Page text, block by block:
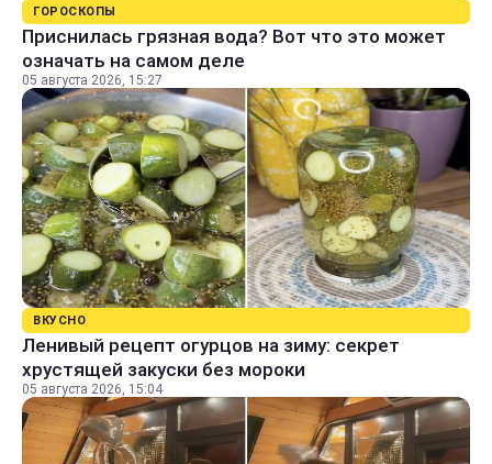
ГОРОСКОПЫ
Приснилась грязная вода? Вот что это может
означать на самом деле
05 августа 2026, 15:27
ВКУСНО
Ленивый рецепт огурцов на зиму: секрет
хрустящей закуски без мороки
05 августа 2026, 15:04